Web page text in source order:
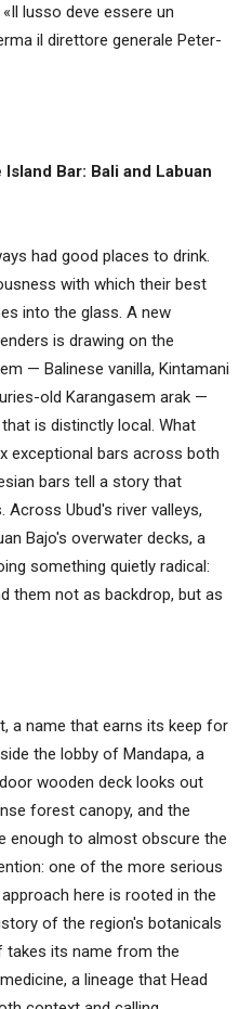
lusso deve essere un
il direttore generale Peter-
Bar: Bali and Labuan
had good places to drink.
with which their best
into the glass. A new
is drawing on the
— Balinese vanilla, Kintamani
old Karangasem arak —
is distinctly local. What
exceptional bars across both
bars tell a story that
Across Ubud's river valleys,
Bajo's overwater decks, a
something quietly radical:
them not as backdrop, but as
a name that earns its keep for
the lobby of Mandapa, a
wooden deck looks out
forest canopy, and the
enough to almost obscure the
one of the more serious
here is rooted in the
of the region's botanicals
takes its name from the
a lineage that Head